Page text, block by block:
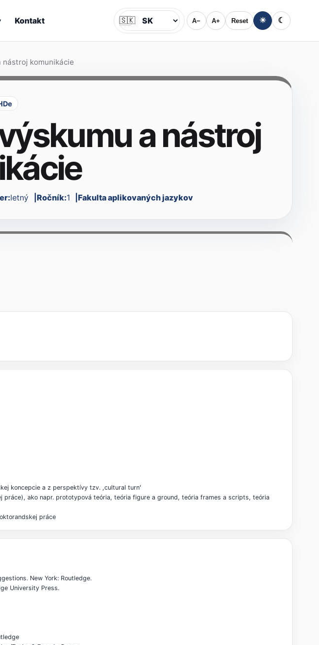
Kontakt Jazyk
🇸🇰 A− A+ Reset ☀ ☾
nástroj komunikácie
a nástroj
letný Ročník:1 Fakulta aplikovaných jazykov
koncepcie a z perspektívy tzv. ,cultural turnʻ
ako napr. prototypová teória, teória figure a ground, teória frames a scripts, teória
práce
New York: Routledge.
University Press.